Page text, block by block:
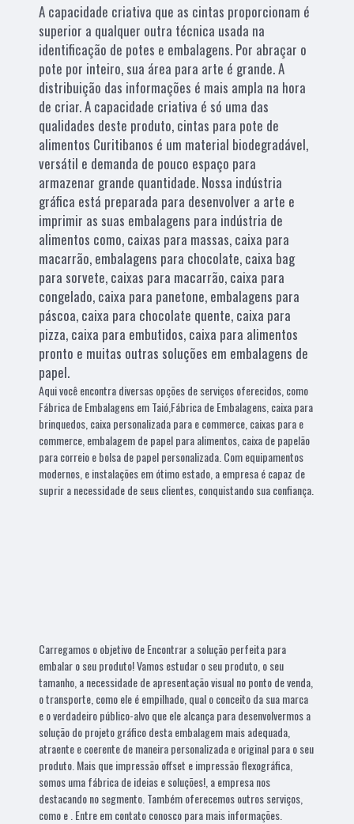
A capacidade criativa que as cintas proporcionam é
superior a qualquer outra técnica usada na
identificação de potes e embalagens. Por abraçar o
pote por inteiro, sua área para arte é grande. A
distribuição das informações é mais ampla na hora
de criar. A capacidade criativa é só uma das
qualidades deste produto, cintas para pote de
alimentos Curitibanos é um material biodegradável,
versátil e demanda de pouco espaço para
armazenar grande quantidade. Nossa indústria
gráfica está preparada para desenvolver a arte e
imprimir as suas embalagens para indústria de
alimentos como, caixas para massas, caixa para
macarrão, embalagens para chocolate, caixa bag
para sorvete, caixas para macarrão, caixa para
congelado, caixa para panetone, embalagens para
páscoa, caixa para chocolate quente, caixa para
pizza, caixa para embutidos, caixa para alimentos
pronto e muitas outras soluções em embalagens de
papel.
Aqui você encontra diversas opções de serviços oferecidos, como
Fábrica de Embalagens em Taió,Fábrica de Embalagens, caixa para
brinquedos, caixa personalizada para e commerce, caixas para e
commerce, embalagem de papel para alimentos, caixa de papelão
para correio e bolsa de papel personalizada. Com equipamentos
modernos, e instalações em ótimo estado, a empresa é capaz de
suprir a necessidade de seus clientes, conquistando sua confiança.
Carregamos o objetivo de Encontrar a solução perfeita para
embalar o seu produto! Vamos estudar o seu produto, o seu
tamanho, a necessidade de apresentação visual no ponto de venda,
o transporte, como ele é empilhado, qual o conceito da sua marca
e o verdadeiro público-alvo que ele alcança para desenvolvermos a
solução do projeto gráfico desta embalagem mais adequada,
atraente e coerente de maneira personalizada e original para o seu
produto. Mais que impressão offset e impressão flexográfica,
somos uma fábrica de ideias e soluções!, a empresa nos
destacando no segmento. Também oferecemos outros serviços,
como e . Entre em contato conosco para mais informações.